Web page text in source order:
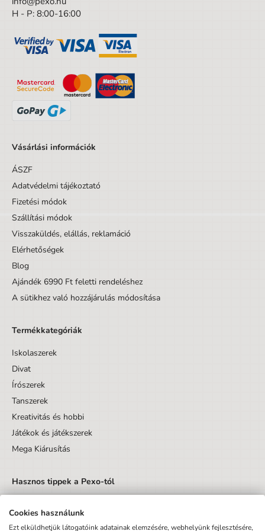
A csomagolás magassága
Kortól
Korig
H - P: 8:00-16:00
Vásárlási információk
ÁSZF
Adatvédelmi tájékoztató
Fizetési módok
Szállítási módok
Visszaküldés, elállás, reklamáció
Elérhetőségek
Blog
Ajándék 6990 Ft feletti rendeléshez
A sütikhez való hozzájárulás módosítása
Termékkategóriák
Iskolaszerek
Divat
Írószerek
Tanszerek
Kreativitás és hobbi
Játékok és játékszerek
Mega Kiárusítás
Hasznos tippek a Pexo-tól
Cookies használunk
Ezt elküldhetjük látogatóink adatainak elemzésére, webhelyünk fejlesztésére,